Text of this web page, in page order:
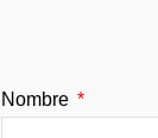
Nombre